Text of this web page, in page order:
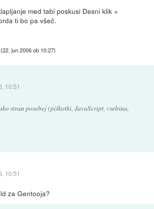
med tabi poskusi Desni klik +
ti bo pa všeč.
(22. jun 2006 ob 10:27)
10:51
stran posebej (piškotki, JavaScript, vsebina,
10:51
za Gentooja?